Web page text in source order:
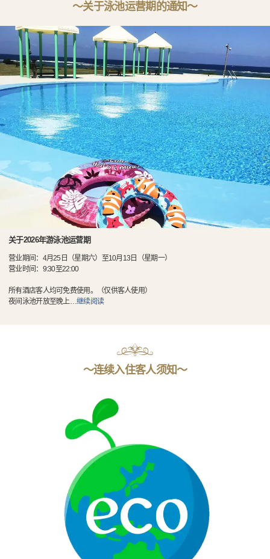
〜关于泳池运营期的通知〜
关于2026年游泳池运营期
营业期间：4月25日（星期六）至10月13日（星期一）
营业时间：9:30至22:00
所有酒店客人均可免费使用。（仅供客人使用）
夜间泳池开放至晚上…继续阅读
〜连续入住客人须知〜